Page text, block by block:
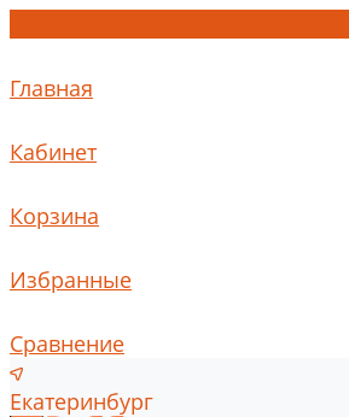
Главная
Кабинет
Корзина
Избранные
Сравнение
Екатеринбург